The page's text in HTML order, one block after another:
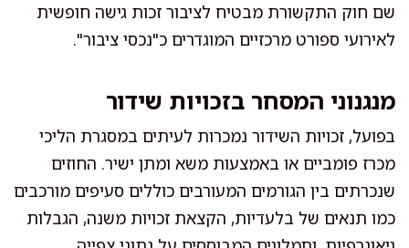
שם חוק התקשורת מבטיח לציבור זכות גישה חופשית
לאירועי ספורט מרכזיים המוגדרים כ"נכסי ציבור".
מנגנוני המסחר בזכויות שידור
בפועל, זכויות השידור נמכרות לעיתים במסגרת הליכי
מכרז פומביים או באמצעות משא ומתן ישיר. החוזים
שנכרתים בין הגורמים המעורבים כוללים סעיפים מורכבים
כמו תנאים של בלעדיות, הקצאת זכויות משנה, הגבלות